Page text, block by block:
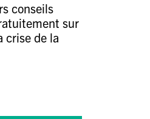
conseils
sur
crise de la